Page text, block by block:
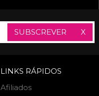
SUBSCREVER X
LINKS RÁPIDOS
Afiliados